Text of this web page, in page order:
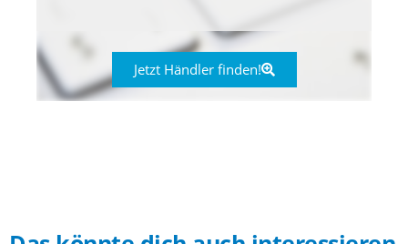
Jetzt Händler finden!